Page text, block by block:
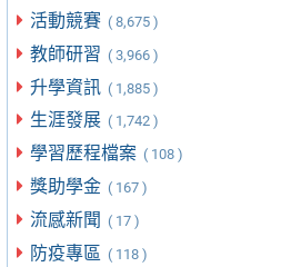
活動競賽 ( 8,675 )
教師研習 ( 3,966 )
升學資訊 ( 1,885 )
生涯發展 ( 1,742 )
學習歷程檔案 ( 108 )
獎助學金 ( 167 )
流感新聞 ( 17 )
防疫專區 ( 118 )